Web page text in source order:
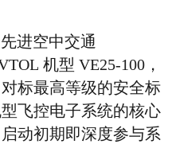
进空中交通
机型 VE25-100 ，
标最高等级的安全标
飞控电子系统的核心
动初期即深度参与系